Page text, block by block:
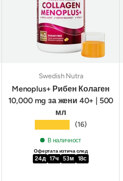
Swedish Nutra
Menoplus+ Рибен Колаген
10,000 mg за жени 40+ | 500
мл
(16)
В наличност
Офертата изтича след
24д 17ч 53м 17с